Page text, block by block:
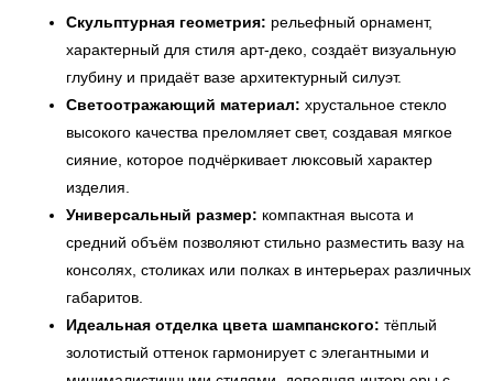
Скульптурная геометрия: рельефный орнамент,
характерный для стиля арт-деко, создаёт визуальную
глубину и придаёт вазе архитектурный силуэт.
Светоотражающий материал: хрустальное стекло
высокого качества преломляет свет, создавая мягкое
сияние, которое подчёркивает люксовый характер
изделия.
Универсальный размер: компактная высота и
средний объём позволяют стильно разместить вазу на
консолях, столиках или полках в интерьерах различных
габаритов.
Идеальная отделка цвета шампанского: тёплый
золотистый оттенок гармонирует с элегантными и
← Вернуться на предыдущую страницу